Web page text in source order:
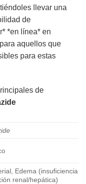
llevar una
de
*en línea* en
aquellos que
para estas
de
Edema (insuficiencia
renal/hepática)